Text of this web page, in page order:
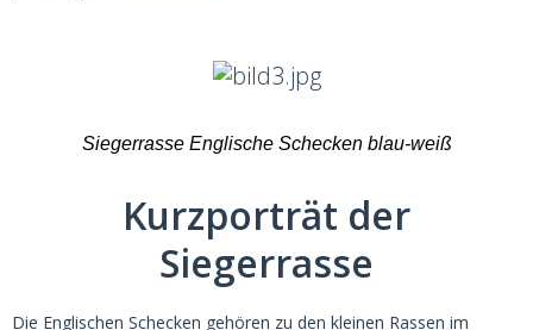
Siegerrasse Englische Schecken blau-weiß
Kurzporträt der
Siegerrasse
Die Englischen Schecken gehören zu den kleinen Rassen im